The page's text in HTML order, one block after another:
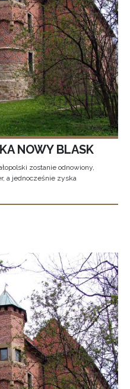
NOWY BLASK
zostanie odnowiony,
a jednocześnie zyska